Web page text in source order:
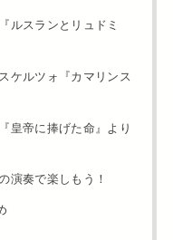
ルスランとリュドミ
ケルツォ『カマリンス
皇帝に捧げた命』より
演奏で楽しもう！